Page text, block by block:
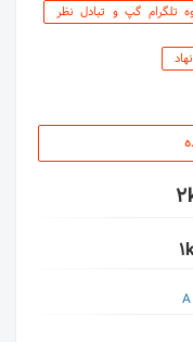
تلگرام گپ و تبادل نظر
A